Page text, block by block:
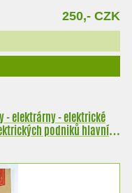
250,- CZK
- elektrárny - elektrické
podniků hlavního